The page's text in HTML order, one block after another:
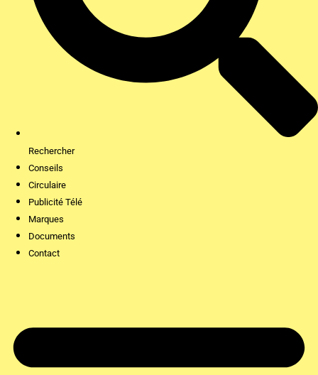
Rechercher
Conseils
Circulaire
Publicité Télé
Marques
Documents
Contact